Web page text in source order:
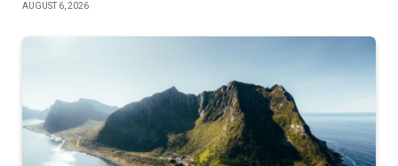
AUGUST 6, 2026